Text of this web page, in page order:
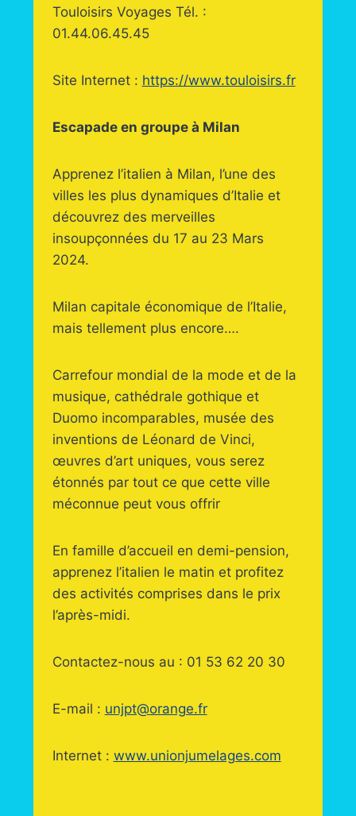
Touloisirs Voyages Tél. :
01.44.06.45.45
Site Internet : https://www.touloisirs.fr
Escapade en groupe à Milan
Apprenez l’italien à Milan, l’une des
villes les plus dynamiques d’Italie et
découvrez des merveilles
insoupçonnées du 17 au 23 Mars
2024.
Milan capitale économique de l’Italie,
mais tellement plus encore….
Carrefour mondial de la mode et de la
musique, cathédrale gothique et
Duomo incomparables, musée des
inventions de Léonard de Vinci,
œuvres d’art uniques, vous serez
étonnés par tout ce que cette ville
méconnue peut vous offrir
En famille d’accueil en demi-pension,
apprenez l’italien le matin et profitez
des activités comprises dans le prix
l’après-midi.
Contactez-nous au : 01 53 62 20 30
E-mail : unjpt@orange.fr
Internet : www.unionjumelages.com